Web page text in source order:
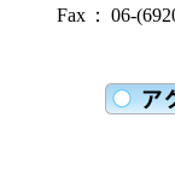
Fax ： 06-